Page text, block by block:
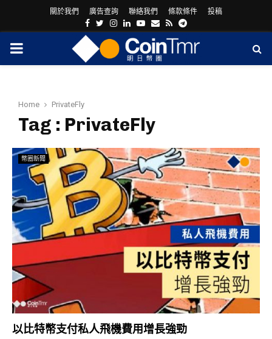
關於我們 廣告查詢 聯絡我們 條款條件 投稿
Facebook
Twitter
Instagram
LinkedinYoutube
Email
RssTelegram
PRIMARY
Home PrivateFly
Tag : PrivateFly
幣圈新聞
以比特幣支付私人飛機費用增長強勁